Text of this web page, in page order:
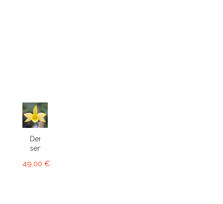
Dendrobium
senile
49,00 €